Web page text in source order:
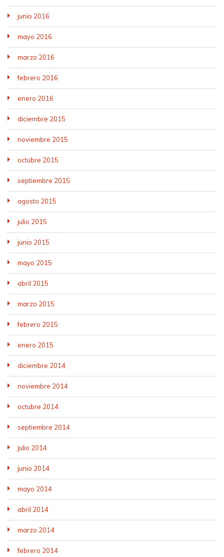
junio 2016
mayo 2016
marzo 2016
febrero 2016
enero 2016
diciembre 2015
noviembre 2015
octubre 2015
septiembre 2015
agosto 2015
julio 2015
junio 2015
mayo 2015
abril 2015
marzo 2015
febrero 2015
enero 2015
diciembre 2014
noviembre 2014
octubre 2014
septiembre 2014
julio 2014
junio 2014
mayo 2014
abril 2014
marzo 2014
febrero 2014